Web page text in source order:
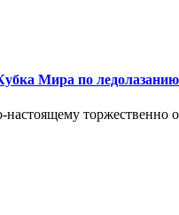
Мира по
торжественно